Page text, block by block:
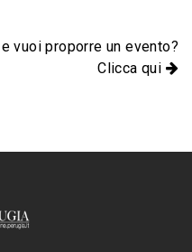
vuoi proporre un evento?
Clicca qui